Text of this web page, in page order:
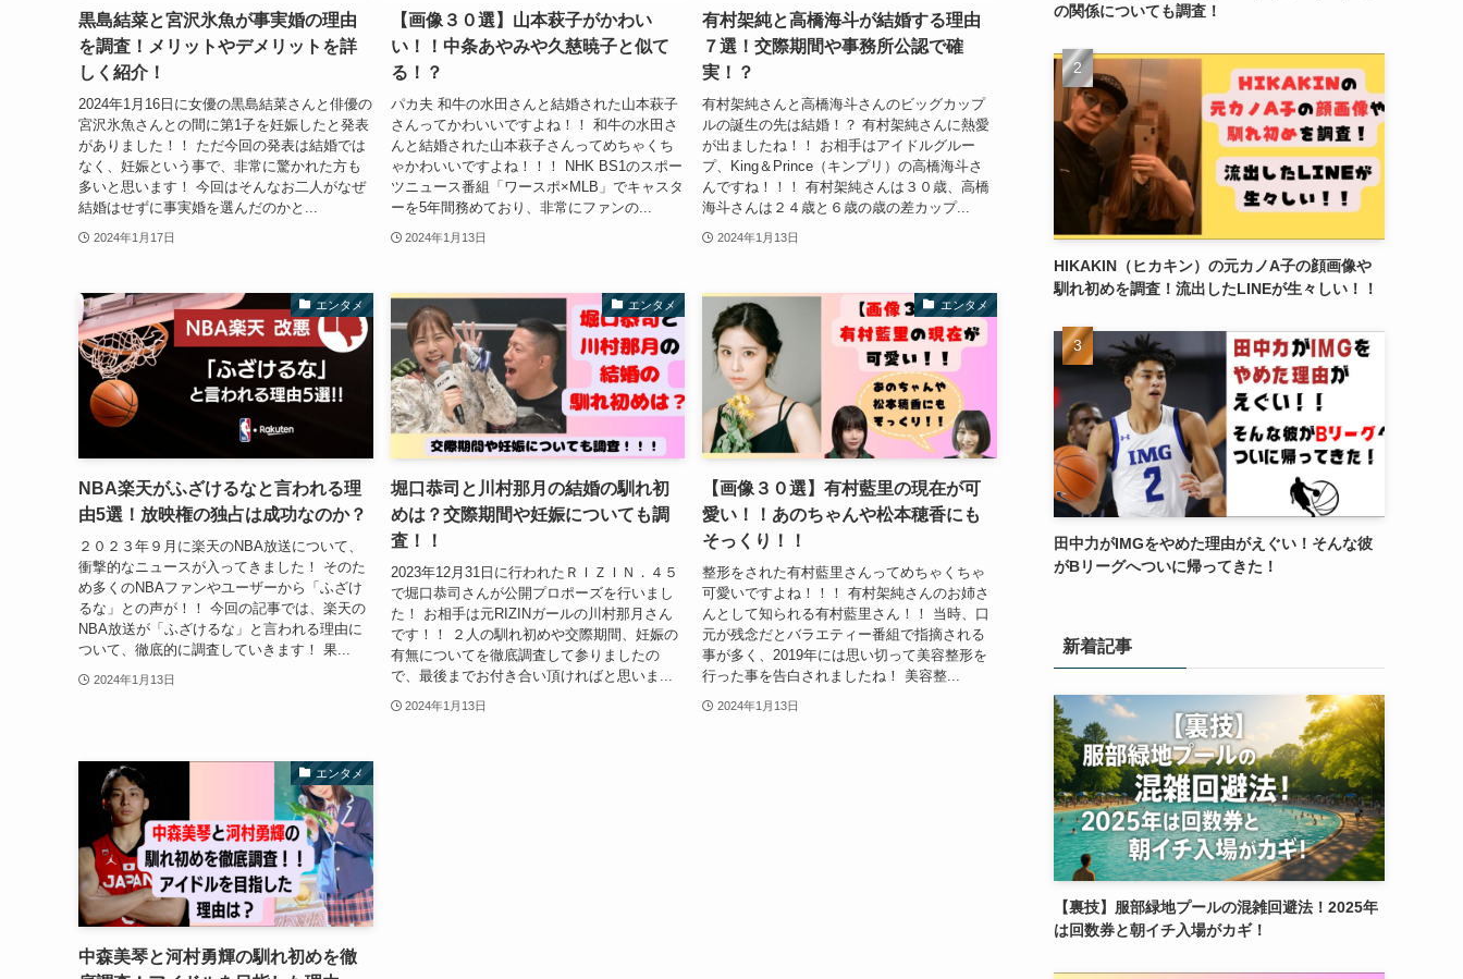
黒島結菜と宮沢氷魚が事実婚の理由
を調査！メリットやデメリットを詳
しく紹介！
2024年1月16日に女優の黒島結菜さんと俳優の
宮沢氷魚さんとの間に第1子を妊娠したと発表
がありました！！ ただ今回の発表は結婚では
なく、妊娠という事で、非常に驚かれた方も
多いと思います！ 今回はそんなお二人がなぜ
結婚はせずに事実婚を選んだのかと...
2024年1月17日
【画像３０選】山本萩子がかわい
い！！中条あやみや久慈暁子と似て
る！？
パカ夫 和牛の水田さんと結婚された山本萩子
さんってかわいいですよね！！ 和牛の水田さ
んと結婚された山本萩子さんってめちゃくち
ゃかわいいですよね！！！ NHK BS1のスポー
ツニュース番組「ワースポ×MLB」でキャスタ
ーを5年間務めており、非常にファンの...
2024年1月13日
有村架純と高橋海斗が結婚する理由
７選！交際期間や事務所公認で確
実！？
有村架純さんと高橋海斗さんのビッグカップ
ルの誕生の先は結婚！？ 有村架純さんに熱愛
が出ましたね！！ お相手はアイドルグルー
プ、King＆Prince（キンプリ）の高橋海斗さ
んですね！！！ 有村架純さんは３０歳、高橋
海斗さんは２４歳と６歳の歳の差カップ...
2024年1月13日
エンタメ
NBA楽天がふざけるなと言われる理
由5選！放映権の独占は成功なのか？
２０２３年９月に楽天のNBA放送について、
衝撃的なニュースが入ってきました！ そのた
め多くのNBAファンやユーザーから「ふざけ
るな」との声が！！ 今回の記事では、楽天の
NBA放送が「ふざけるな」と言われる理由に
ついて、徹底的に調査していきます！ 果...
2024年1月13日
エンタメ
堀口恭司と川村那月の結婚の馴れ初
めは？交際期間や妊娠についても調
査！！
2023年12月31日に行われたＲＩＺＩＮ．４５
で堀口恭司さんが公開プロポーズを行いまし
た！ お相手は元RIZINガールの川村那月さん
です！！ ２人の馴れ初めや交際期間、妊娠の
有無についてを徹底調査して参りましたの
で、最後までお付き合い頂ければと思いま...
2024年1月13日
エンタメ
【画像３０選】有村藍里の現在が可
愛い！！あのちゃんや松本穂香にも
そっくり！！
整形をされた有村藍里さんってめちゃくちゃ
可愛いですよね！！！ 有村架純さんのお姉さ
んとして知られる有村藍里さん！！ 当時、口
元が残念だとバラエティー番組で指摘される
事が多く、2019年には思い切って美容整形を
行った事を告白されましたね！ 美容整...
2024年1月13日
エンタメ
中森美琴と河村勇輝の馴れ初めを徹
の関係についても調査！
HIKAKIN（ヒカキン）の元カノA子の顔画像や
馴れ初めを調査！流出したLINEが生々しい！！
田中力がIMGをやめた理由がえぐい！そんな彼
がBリーグへついに帰ってきた！
新着記事
【裏技】服部緑地プールの混雑回避法！2025年
は回数券と朝イチ入場がカギ！